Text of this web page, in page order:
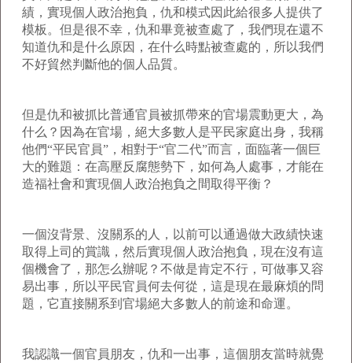
績，實現個人政治抱負，仇和模式因此給很多人提供了
模板。但是很不幸，仇和畢竟被查處了，我們現在還不
知道仇和是什么原因，在什么時點被查處的，所以我們
不好貿然判斷他的個人品質。
但是仇和被抓比普通官員被抓帶來的官場震動更大，為
什么？因為在官場，絕大多數人是平民家庭出身，我稱
他們“平民官員”，相對于“官二代”而言，面臨著一個巨
大的難題：在高壓反腐態勢下，如何為人處事，才能在
造福社會和實現個人政治抱負之間取得平衡？
一個沒背景、沒關系的人，以前可以通過做大政績快速
取得上司的賞識，然后實現個人政治抱負，現在沒有這
個機會了，那怎么辦呢？不做是肯定不行，可做事又容
易出事，所以平民官員何去何從，這是現在最麻煩的問
題，它直接關系到官場絕大多數人的前途和命運。
我認識一個官員朋友，仇和一出事，這個朋友當時就覺